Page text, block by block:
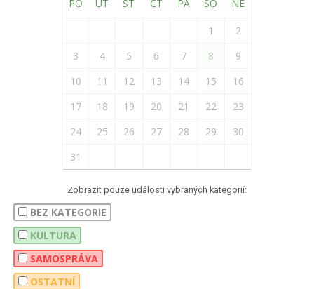
PO ÚT ST ČT PÁ SO NE
1
2
3
4 5 6 7 8
9
10
11 12 13 14 15
16
17
18 19 20 21 22
23
24
25 26 27 28 29
30
31
Zobrazit pouze události vybraných kategorií:
BEZ KATEGORIE
KULTURA
SAMOSPRÁVA
OSTATNÍ